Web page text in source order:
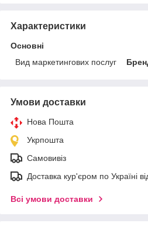
Характеристики
Основні
Вид маркетингових послуг
Умови доставки
Нова Пошта
Укрпошта
Самовивіз
Доставка кур'єром по Україні
Всі умови доставки